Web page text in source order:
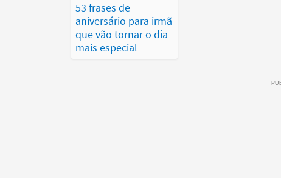
53 frases de
aniversário para irmã
que vão tornar o dia
mais especial